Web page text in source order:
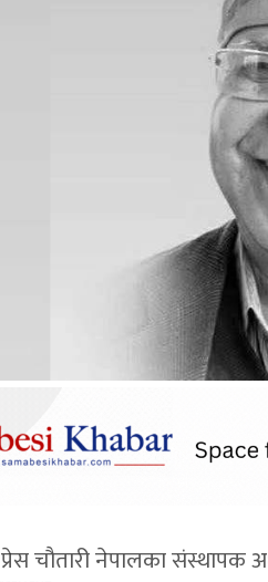
प्रेस चौतारी नेपालका संस्थापक